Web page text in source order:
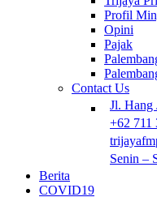
Profil
Opini
Pajak
Contact Us
Jl. Hang
+62 711
Senin –
Berita
COVID19